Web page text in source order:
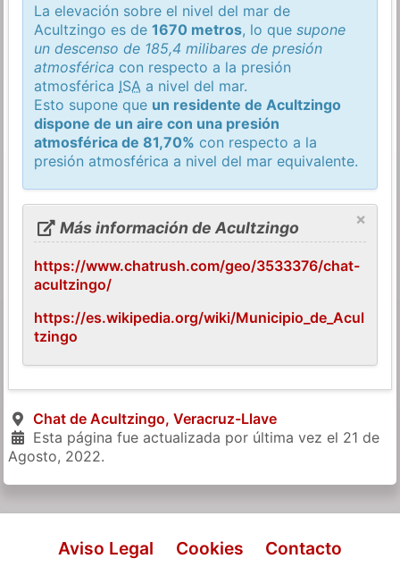
La elevación sobre el nivel del mar de
Acultzingo es de1670 metros, lo quesupone
un descenso de 185,4 milibares de presión
atmosférica con respecto a la presión
atmosférica ISA a nivel del mar.
Esto supone que un residente de Acultzingo
dispone de un aire con una presión
atmosférica de 81,70% con respecto a la
presión atmosférica a nivel del mar equivalente.
×
Más información de Acultzingo
https://www.chatrush.com/geo/3533376/chat-
acultzingo/
https://es.wikipedia.org/wiki/Municipio_de_Acul
tzingo
Chat de Acultzingo, Veracruz-Llave
Esta página fue actualizada por última vez el 21 de
Agosto, 2022.
Aviso Legal Cookies Contacto